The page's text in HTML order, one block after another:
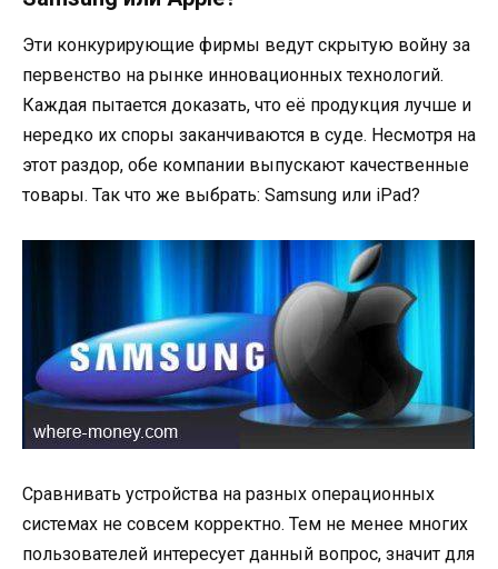
Эти конкурирующие фирмы ведут скрытую войну за
первенство на рынке инновационных технологий.
Каждая пытается доказать, что её продукция лучше и
нередко их споры заканчиваются в суде. Несмотря на
этот раздор, обе компании выпускают качественные
товары. Так что же выбрать: Samsung или iPad?
Сравнивать устройства на разных операционных
системах не совсем корректно. Тем не менее многих
пользователей интересует данный вопрос, значит для